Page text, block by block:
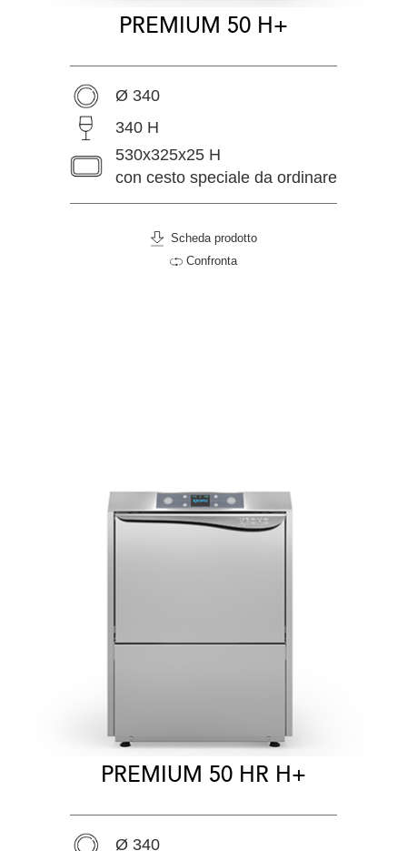
PREMIUM 50 H+
Ø 340
340 H
530x325x25 H
con cesto speciale da ordinare
Scheda prodotto
Confronta
PREMIUM 50 HR H+
Ø 340